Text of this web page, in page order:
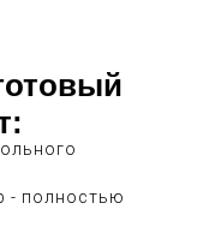
- полностью